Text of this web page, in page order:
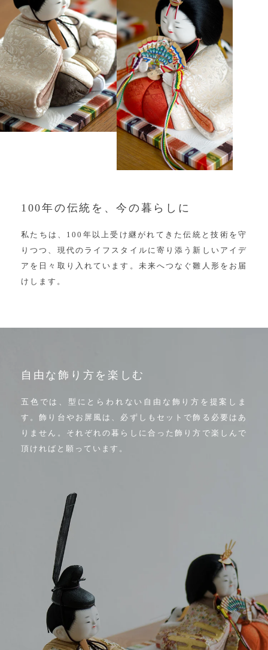
100年の伝統を、今の暮らしに
私たちは、 100年以上受け継がれてきた伝統と技術を守
りつつ、現代のライフスタイルに 寄り添う新しいアイデ
アを日々取り入れています。 未来へつなぐ雛人形をお届
けします。
自由な飾り方を楽しむ
五色では、型にとらわれない自由な飾り方を提案しま
す。飾り台やお屏風は、必ずしもセットで飾る必要はあ
りません。 それぞれの暮らしに合った飾り方で楽しんで
頂ければと願っています。